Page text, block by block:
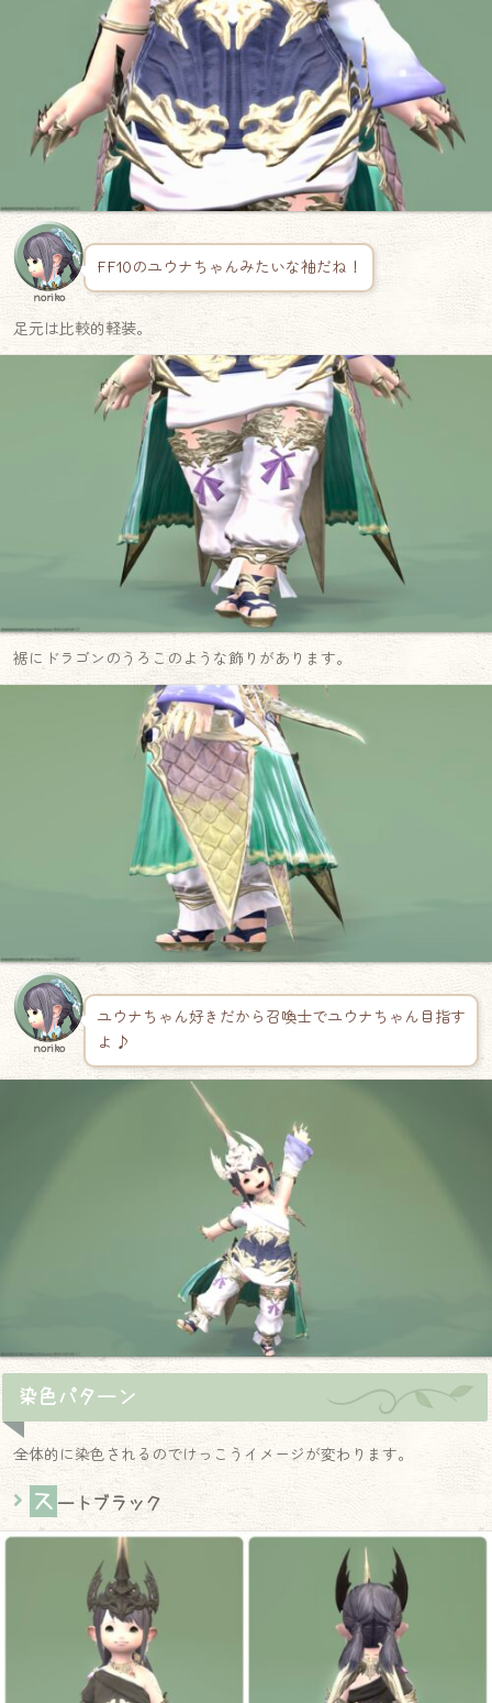
noriko
FF10のユウナちゃんみたいな袖だね！
足元は比較的軽装。
裾にドラゴンのうろこのような飾りがあります。
noriko
ユウナちゃん好きだから召喚士でユウナちゃん目指す
よ ♪
染色パターン
全体的に染色されるのでけっこうイメージが変わります。
ス ートブラック